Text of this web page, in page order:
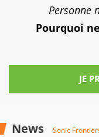
Personne
Pourquoi
JE
News Sonic